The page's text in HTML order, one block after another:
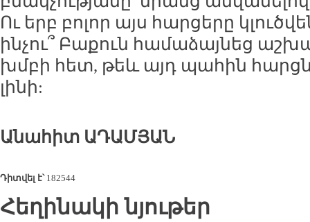
Ու երբ բոլոր այս հարցերը
ինչու՞ Բաքուն համաձայնեց
խմբի հետ, թեև այդ պահին
լինի:
Անահիտ ԱԴԱՄՅԱՆ
Դիտվել է՝182544
Հեղինակի նյութեր